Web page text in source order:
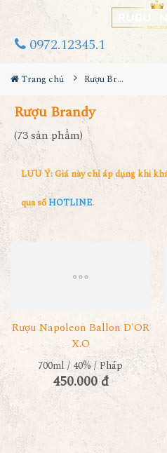
0972.12345.1
Trang chủ Rượu Brandy
Rượu Brandy
(73 sản phẩm)
LƯU Ý: Giá này chỉ áp dụng khi
qua sốHOTLINE.
Rượu Napoleon Ballon D'OR
X.O
700ml / 40% / Pháp
450.000 đ